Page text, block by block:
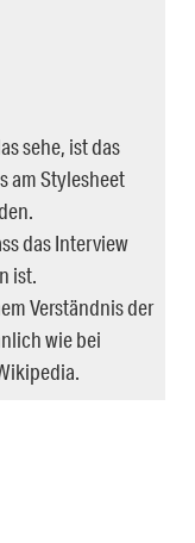
sehe, ist das
am Stylesheet
das Interview
ist.
Verständnis der
wie bei